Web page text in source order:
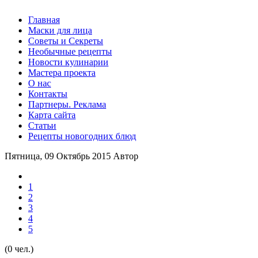
Главная
Маски для лица
Советы и Секреты
Необычные рецепты
Новости кулинарии
Мастера проекта
О нас
Контакты
Партнеры. Реклама
Карта сайта
Статьи
Рецепты новогодних блюд
Пятница, 09 Октябрь 2015 Автор
1
2
3
4
5
(0 чел.)